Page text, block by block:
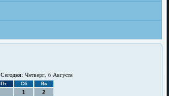
Сегодня: Четверг, 6 Августа
Пт Сб Вс
1
2